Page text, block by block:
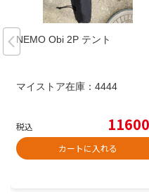
NEMO Obi 2P テント
マイストア在庫： 4444
税込 11600
カートに入れる